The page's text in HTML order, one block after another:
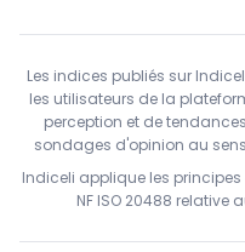
Les indices publiés sur
les utilisateurs de la
perception et de
sondages d'opinion au sens
Indiceli applique les
NF ISO 20488 relative